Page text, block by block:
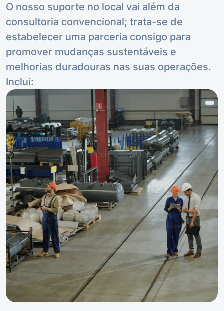
O nosso suporte no local vai além da
consultoria convencional; trata-se de
estabelecer uma parceria consigo para
promover mudanças sustentáveis e
melhorias duradouras nas suas operações.
Inclui: